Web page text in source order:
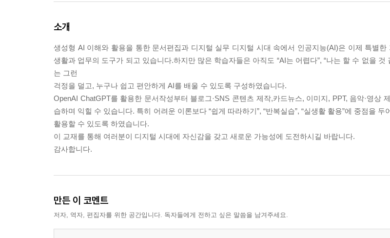
소개
생성형 AI 이해와 활용을 통한 문서편집과 디지털 실무 디지털 시대 속에서 인공지능(AI)은 이제 특별
생활과 업무의 도구가 되고 있습니다.하지만 많은 학습자들은 아직도 “AI는 어렵다”, “나는 할 수 없을 것
는 그런
걱정을 덜고, 누구나 쉽고 편안하게 AI를 배울 수 있도록 구성하였습니다.
OpenAI ChatGPT를 활용한 문서작성부터 블로그·SNS 콘텐츠 제작,카드뉴스, 이미지, PPT, 음악·영상
습하며 익힐 수 있습니다. 특히 어려운 이론보다 “쉽게 따라하기”, “반복실습”, “실생활 활용”에 중점을
활용할 수 있도록 하였습니다.
이 교재를 통해 여러분이 디지털 시대에 자신감을 갖고 새로운 가능성에 도전하시길 바랍니다.
감사합니다.
만든 이 코멘트
저자, 역자, 편집자를 위한 공간입니다. 독자들에게 전하고 싶은 말씀을 남겨주세요.